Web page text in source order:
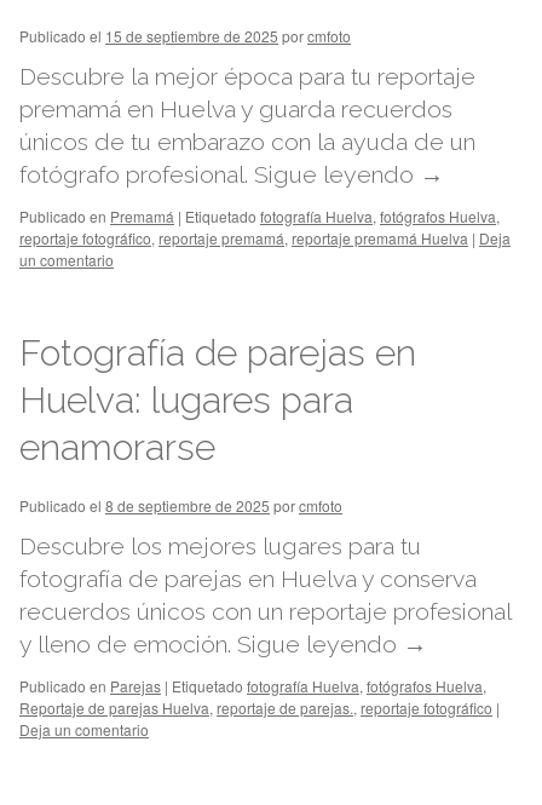
Publicado el 15 de septiembre de 2025 porcmfoto
Descubre la mejor época para tu reportaje
premamá en Huelva y guarda recuerdos
únicos de tu embarazo con la ayuda de un
fotógrafo profesional. Sigue leyendo →
Publicado en Premamá | Etiquetado fotografía Huelva, fotógrafos Huelva,
reportaje fotográfico, reportaje premamá, reportaje premamá Huelva | Deja
un comentario
Fotografía de parejas en
Huelva: lugares para
enamorarse
Publicado el 8 de septiembre de 2025 porcmfoto
Descubre los mejores lugares para tu
fotografía de parejas en Huelva y conserva
recuerdos únicos con un reportaje profesional
y lleno de emoción. Sigue leyendo →
Publicado en Parejas | Etiquetado fotografía Huelva, fotógrafos Huelva,
Reportaje de parejas Huelva, reportaje de parejas., reportaje fotográfico |
Deja un comentario